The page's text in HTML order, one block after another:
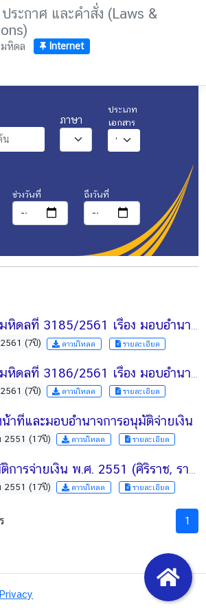
ระกาศ และคำสั่ง (Laws &
หิดล Internet
ภาษา
ประเภท
เอกสาร
ช่วงวันที่ ถึงวันที่
(7ปี) ดาวน์โหลด รายละเอียด
(7ปี) ดาวน์โหลด รายละเอียด
าที่และมอบอำนาจการอนุมัติจ่ายเงิน
2551 (17ปี) ดาวน์โหลด รายละเอียด
2551 (17ปี) ดาวน์โหลด รายละเอียด
1
Privacy